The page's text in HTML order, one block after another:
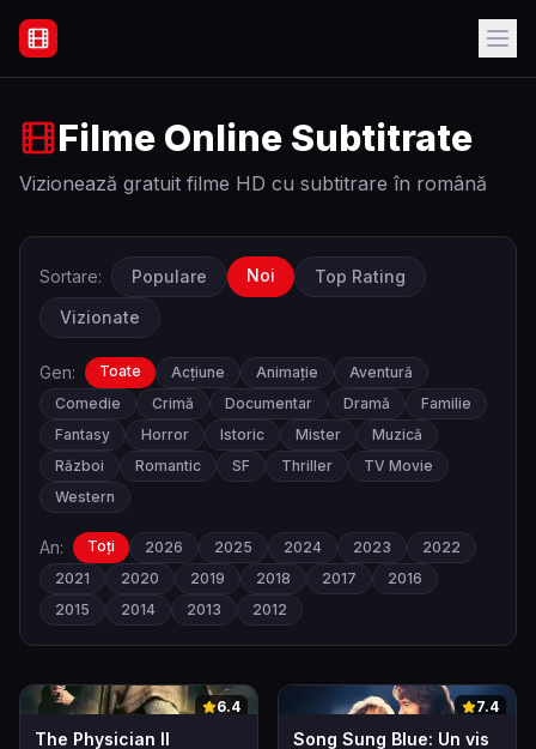
Filme Online Subtitrate - Acasă
Filme Online Subtitrate
Vizionează gratuit filme HD cu subtitrare în română
Sortare: Populare Noi
Top Rating
Vizionate
Gen: Toate Acțiune Animație
Aventură
Comedie
Crimă Documentar Dramă
Familie
Fantasy
Horror Istoric Mister
Muzică
Război
Romantic SF Thriller
TV Movie
Western
An: Toți 2026 2025 2024 2023
2022
2021
2020 2019 2018 2017
2016
2015
2014 2013 2012
6.4
The Physician II
7.4
Song Sung Blue: Un vis